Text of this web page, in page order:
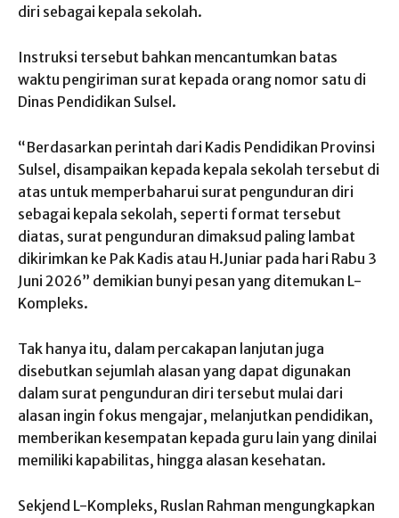
diri sebagai kepala sekolah.
Instruksi tersebut bahkan mencantumkan batas
waktu pengiriman surat kepada orang nomor satu di
Dinas Pendidikan Sulsel.
“Berdasarkan perintah dari Kadis Pendidikan Provinsi
Sulsel, disampaikan kepada kepala sekolah tersebut di
atas untuk memperbaharui surat pengunduran diri
sebagai kepala sekolah, seperti format tersebut
diatas, surat pengunduran dimaksud paling lambat
dikirimkan ke Pak Kadis atau H.Juniar pada hari Rabu 3
Juni 2026” demikian bunyi pesan yang ditemukan L-
Kompleks.
Tak hanya itu, dalam percakapan lanjutan juga
disebutkan sejumlah alasan yang dapat digunakan
dalam surat pengunduran diri tersebut mulai dari
alasan ingin fokus mengajar, melanjutkan pendidikan,
memberikan kesempatan kepada guru lain yang dinilai
memiliki kapabilitas, hingga alasan kesehatan.
Sekjend L-Kompleks, Ruslan Rahman mengungkapkan